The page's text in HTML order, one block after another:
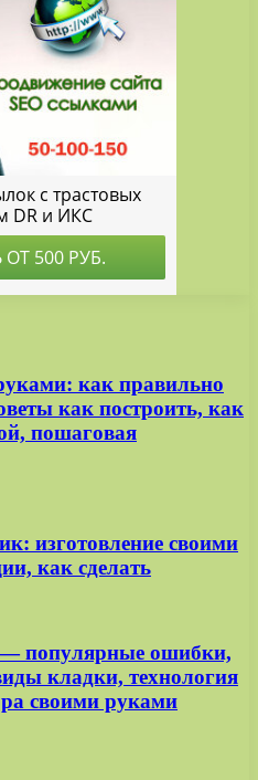
как правильно
как построить, как
пошаговая
изготовление своими
как сделать
популярные ошибки,
кладки, технология
своими руками